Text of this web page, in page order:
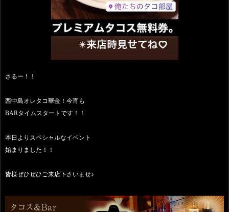
さるー！！
西中島オレタコ華金！今宵も
BARタイムスタートです！！
本日よりスペシャルなイベント
始まりました！！
皆様ぜひぜひご来店下さいませ♪